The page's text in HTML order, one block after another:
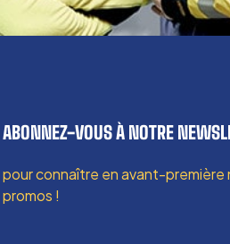
ABONNEZ-VOUS À NOTRE
pour connaître en avant-première
promos !